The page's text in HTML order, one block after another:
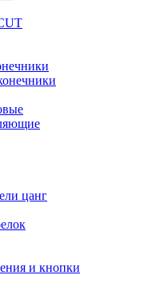
цанг
и кнопки